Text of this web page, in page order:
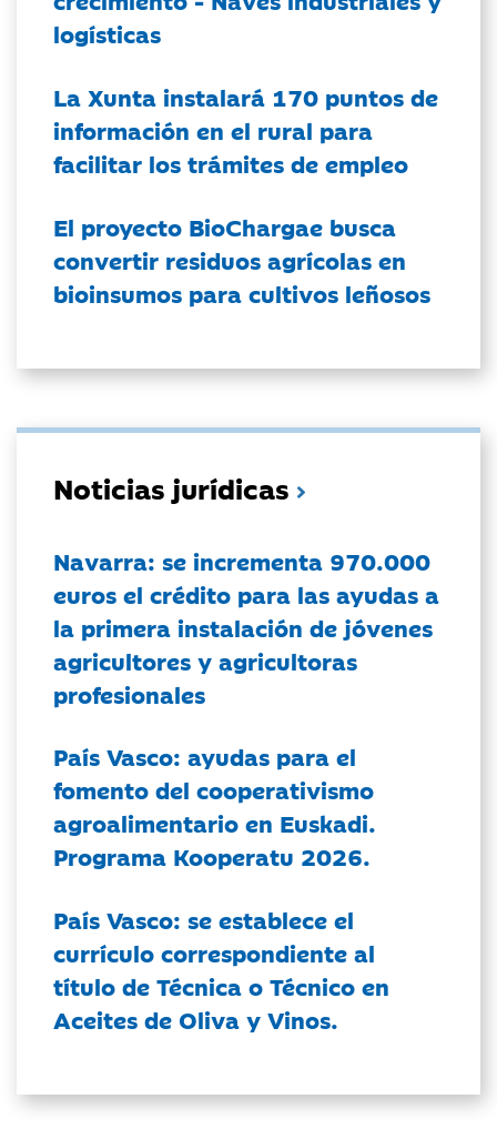
logísticas
La Xunta instalará 170 puntos de
información en el rural para
facilitar los trámites de empleo
El proyecto BioChargae busca
convertir residuos agrícolas en
bioinsumos para cultivos leñosos
Noticias jurídicas
Navarra: se incrementa 970.000
euros el crédito para las ayudas a
la primera instalación de jóvenes
agricultores y agricultoras
profesionales
País Vasco: ayudas para el
fomento del cooperativismo
agroalimentario en Euskadi.
Programa Kooperatu 2026.
País Vasco: se establece el
currículo correspondiente al
título de Técnica o Técnico en
Aceites de Oliva y Vinos.